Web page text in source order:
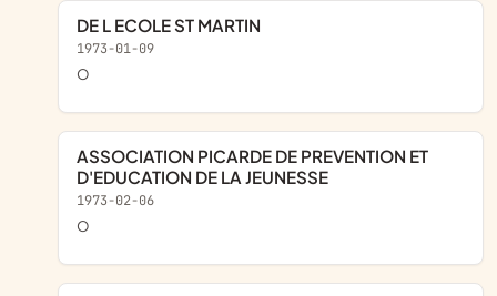
DE L ECOLE ST MARTIN
1973-01-09
o
ASSOCIATION PICARDE DE PREVENTION ET
D'EDUCATION DE LA JEUNESSE
1973-02-06
o